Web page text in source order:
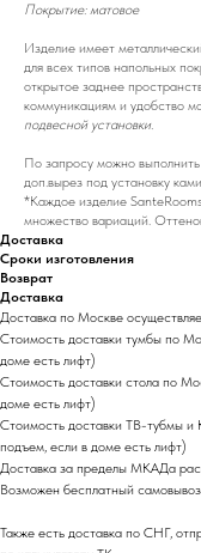
Покрытие: матовое
Изделие имеет
для всех типов напольных
открытое заднее
коммуникациям и удобство
подвесной установки.
По запросу можно
доп.вырез под установку
*Каждое изделие
множество вариаций.
Доставка
Сроки изготовления
Возврат
Доставка
Доставка по Москве
Стоимость доставки тумбы по
доме есть лифт)
Стоимость доставки стола по
доме есть лифт)
Стоимость доставки ТВ-тубмы
подъем, если в доме есть лифт)
Доставка за пределы МКАДа
Возможен бесплатный
Также есть доставка по СНГ,